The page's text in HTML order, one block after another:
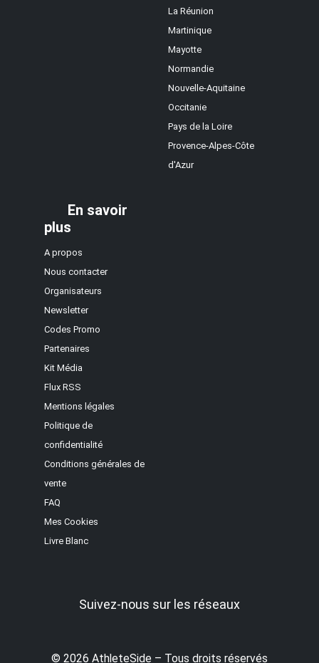
La Réunion
Martinique
Mayotte
Normandie
Nouvelle-Aquitaine
Occitanie
Pays de la Loire
Provence-Alpes-Côte
d'Azur
En savoir
plus
A propos
Nous contacter
Organisateurs
Newsletter
Codes Promo
Partenaires
Kit Média
Flux RSS
Mentions légales
Politique de
confidentialité
Conditions générales de
vente
FAQ
Mes Cookies
Livre Blanc
Suivez-nous sur les réseaux
© 2026 AthleteSide – Tous droits réservés